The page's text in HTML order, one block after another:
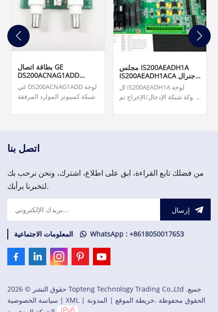
بطاقة اتصال GE
DS200ACNAG1ADD
ARCNETغي DS200ACNAG1ADD لوحة
شبكة كمبيوتر الموارد المرفقة
مراقبة التوربينات ونظام مراقبة
مجلس IS200AEADH1A
IS200AEADH1ACA جنرال
إلكتريكال IS200AEADH1A لوحة
شوكة شبكة الإدخال/الإخراج تم
جنرال إلكتريك GE Energy
اتصل بنا
من فضلك تابع القراءة، ابق على اطلاع، اشترك، ونحن نرحب بك
لتخبرنا برأيك.
إرسال
المعلومات الاجتماعية WhatsApp : +8618050017653
حقوق النشر © 2026 Topteng Technology Trading Co.,Ltd .جميع
الحقوق محفوظة .خريطة الموقع | المدونة |
XML
| سياسة الخصوصية